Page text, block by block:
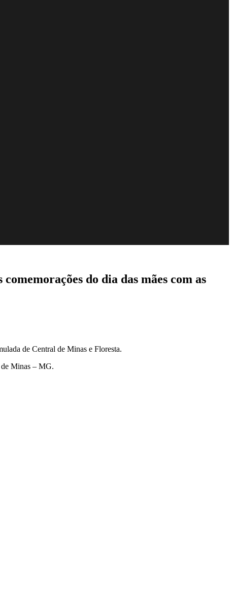
do dia das mães com as
de Central de Minas e Floresta.
de Minas – MG.